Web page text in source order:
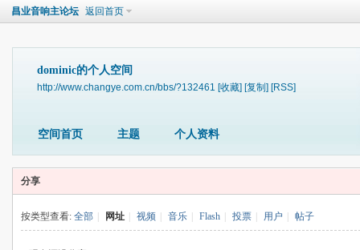
昌业音响主论坛 返回首页
dominic的个人空间
http://www.changye.com.cn/bbs/?132461 [收藏] [复制] [RSS]
空间首页 主题 个人资料
分享
按类型查看: 全部 网址 视频 音乐 Flash 投票 用户 帖子